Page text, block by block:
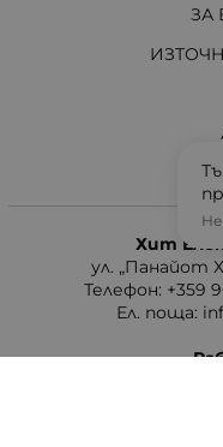
ЗА
Хит
ул. „Панайот
Телефон: +359
Ел. поща: